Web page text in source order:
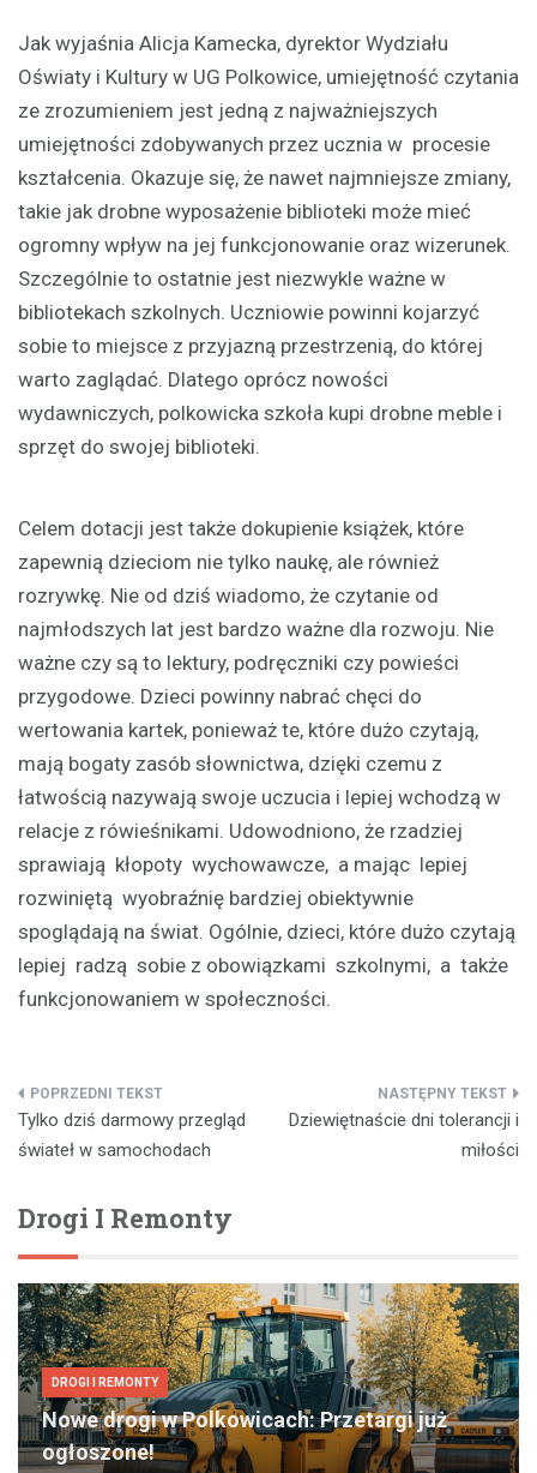
Jak wyjaśnia Alicja Kamecka, dyrektor Wydziału
Oświaty i Kultury w UG Polkowice, umiejętność czytania
ze zrozumieniem jest jedną z najważniejszych
umiejętności zdobywanych przez ucznia w procesie
kształcenia. Okazuje się, że nawet najmniejsze zmiany,
takie jak drobne wyposażenie biblioteki może mieć
ogromny wpływ na jej funkcjonowanie oraz wizerunek.
Szczególnie to ostatnie jest niezwykle ważne w
bibliotekach szkolnych. Uczniowie powinni kojarzyć
sobie to miejsce z przyjazną przestrzenią, do której
warto zaglądać. Dlatego oprócz nowości
wydawniczych, polkowicka szkoła kupi drobne meble i
sprzęt do swojej biblioteki.
Celem dotacji jest także dokupienie książek, które
zapewnią dzieciom nie tylko naukę, ale również
rozrywkę. Nie od dziś wiadomo, że czytanie od
najmłodszych lat jest bardzo ważne dla rozwoju. Nie
ważne czy są to lektury, podręczniki czy powieści
przygodowe. Dzieci powinny nabrać chęci do
wertowania kartek, ponieważ te, które dużo czytają,
mają bogaty zasób słownictwa, dzięki czemu z
łatwością nazywają swoje uczucia i lepiej wchodzą w
relacje z rówieśnikami. Udowodniono, że rzadziej
sprawiają kłopoty wychowawcze, a mając lepiej
rozwiniętą wyobraźnię bardziej obiektywnie
spoglądają na świat. Ogólnie, dzieci, które dużo czytają
lepiej radzą sobie z obowiązkami szkolnymi, a także
funkcjonowaniem w społeczności.
Nawigacja
wpisu
Tylko dziś darmowy przegląd
świateł w samochodach
Dziewiętnaście dni tolerancji i
miłości
Drogi I Remonty
DROGI I REMONTY
Nowe drogi w Polkowicach: Przetargi już
ogłoszone!